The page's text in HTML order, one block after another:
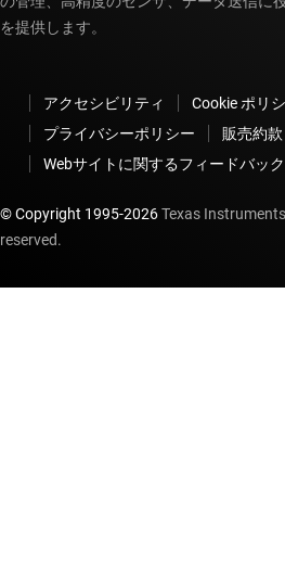
を提供します。
アクセシビリティ
Cookie ポリ
プライバシーポリシー
販売約款
Webサイトに関するフィードバック
© Copyright 1995-2026Texas
reserved.